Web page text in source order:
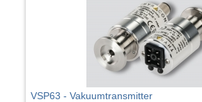
VSP63 - Vakuumtransmitter